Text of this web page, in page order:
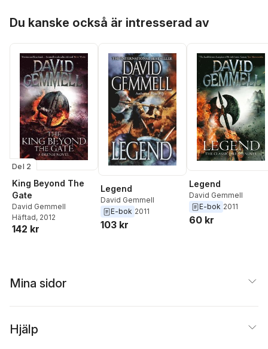
Du kanske också är intresserad av
Del 2
King Beyond The
Gate
David Gemmell
Häftad, 2012
142 kr
Legend
David Gemmell
E-bok 2011
103 kr
Legend
David Gemmell
E-bok 2011
60 kr
Mina sidor
Hjälp